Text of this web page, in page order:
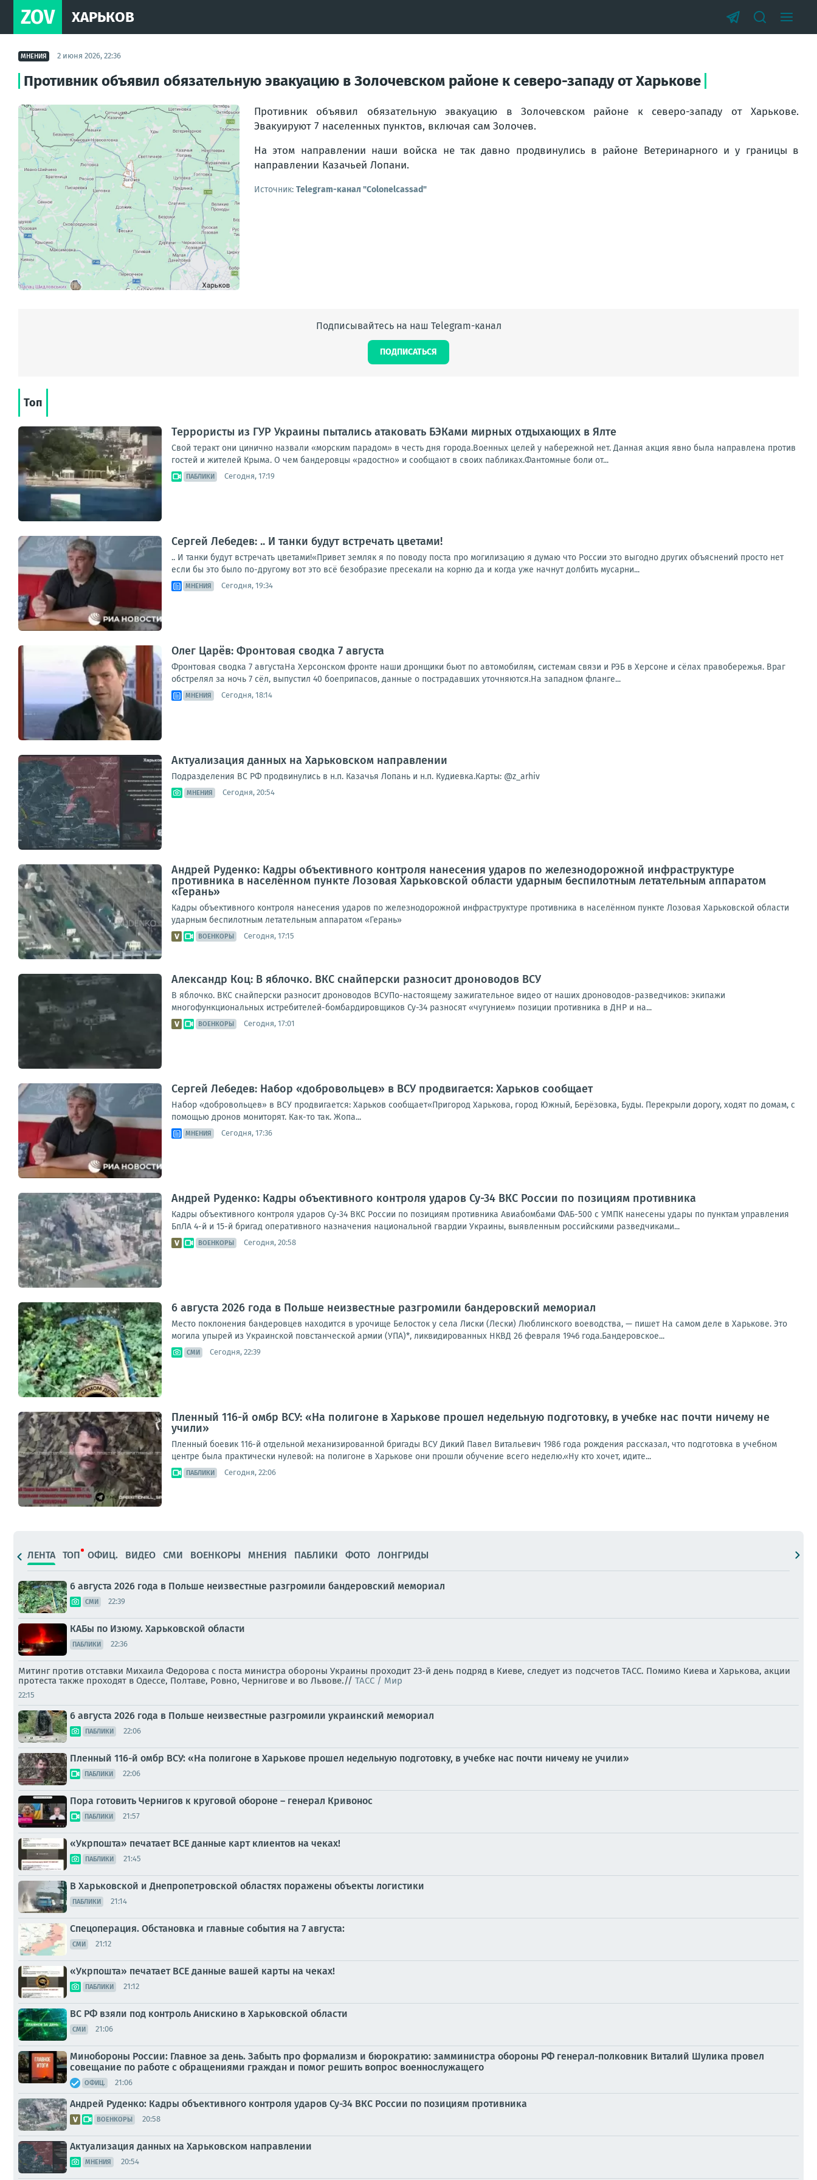
ZOV ХАРЬКОВ
МНЕНИЯ 2 июня 2026, 22:36
Противник объявил обязательную эвакуацию в Золочевском районе к северо-западу от Харькове
Противник объявил обязательную эвакуацию в Золочевском районе к северо-западу от Харькове.
Эвакуируют 7 населенных пунктов, включая сам Золочев.
На этом направлении наши войска не так давно продвинулись в районе Ветеринарного и у границы в
направлении Казачьей Лопани.
Источник: Telegram-канал "Colonelcassad"
Подписывайтесь на наш Telegram-канал
ПОДПИСАТЬСЯ
Топ
Террористы из ГУР Украины пытались атаковать БЭКами мирных отдыхающих в Ялте
Свой теракт они цинично назвали «морским парадом» в честь дня города.Военных целей у набережной нет. Данная акция явно была направлена против
гостей и жителей Крыма. О чем бандеровцы «радостно» и сообщают в своих пабликах.Фантомные боли от...
ПАБЛИКИ Сегодня, 17:19
Сергей Лебедев: .. И танки будут встречать цветами!
.. И танки будут встречать цветами!«Привет земляк я по поводу поста про могилизацию я думаю что России это выгодно других объяснений просто нет
если бы это было по-другому вот это всё безобразие пресекали на корню да и когда уже начнут долбить мусарни...
МНЕНИЯ Сегодня, 19:34
Олег Царёв: Фронтовая сводка 7 августа
Фронтовая сводка 7 августаНа Херсонском фронте наши дронщики бьют по автомобилям, системам связи и РЭБ в Херсоне и сёлах правобережья. Враг
обстрелял за ночь 7 сёл, выпустил 40 боеприпасов, данные о пострадавших уточняются.На западном фланге...
МНЕНИЯ Сегодня, 18:14
Актуализация данных на Харьковском направлении
Подразделения ВС РФ продвинулись в н.п. Казачья Лопань и н.п. Кудиевка.Карты: @z_arhiv
МНЕНИЯ Сегодня, 20:54
Андрей Руденко: Кадры объективного контроля нанесения ударов по железнодорожной инфраструктуре
противника в населённом пункте Лозовая Харьковской области ударным беспилотным летательным аппаратом
«Герань»
Кадры объективного контроля нанесения ударов по железнодорожной инфраструктуре противника в населённом пункте Лозовая Харьковской области
ударным беспилотным летательным аппаратом «Герань»
ВОЕНКОРЫ Сегодня, 17:15
Александр Коц: В яблочко. ВКС снайперски разносит дроноводов ВСУ
В яблочко. ВКС снайперски разносит дроноводов ВСУПо-настоящему зажигательное видео от наших дроноводов-разведчиков: экипажи
многофункциональных истребителей-бомбардировщиков Су-34 разносят «чугунием» позиции противника в ДНР и на...
ВОЕНКОРЫ Сегодня, 17:01
Сергей Лебедев: Набор «добровольцев» в ВСУ продвигается: Харьков сообщает
Набор «добровольцев» в ВСУ продвигается: Харьков сообщает«Пригород Харькова, город Южный, Берёзовка, Буды. Перекрыли дорогу, ходят по домам, с
помощью дронов мониторят. Как-то так. Жопа...
МНЕНИЯ Сегодня, 17:36
Андрей Руденко: Кадры объективного контроля ударов Су-34 ВКС России по позициям противника
Кадры объективного контроля ударов Су-34 ВКС России по позициям противника Авиабомбами ФАБ-500 с УМПК нанесены удары по пунктам управления
БпЛА 4-й и 15-й бригад оперативного назначения национальной гвардии Украины, выявленным российскими разведчиками...
ВОЕНКОРЫ Сегодня, 20:58
6 августа 2026 года в Польше неизвестные разгромили бандеровский мемориал
Место поклонения бандеровцев находится в урочище Белосток у села Лиски (Лески) Люблинского воеводства, — пишет На самом деле в Харькове. Это
могила упырей из Украинской повстанческой армии (УПА)*, ликвидированных НКВД 26 февраля 1946 года.Бандеровское...
СМИ Сегодня, 22:39
Пленный 116-й омбр ВСУ: «На полигоне в Харькове прошел недельную подготовку, в учебке нас почти ничему не
учили»
Пленный боевик 116-й отдельной механизированной бригады ВСУ Дикий Павел Витальевич 1986 года рождения рассказал, что подготовка в учебном
центре была практически нулевой: на полигоне в Харькове они прошли обучение всего неделю.«Ну кто хочет, идите...
ПАБЛИКИ Сегодня, 22:06
ЛЕНТА ТОП ОФИЦ. ВИДЕО СМИ ВОЕНКОРЫ МНЕНИЯ ПАБЛИКИ ФОТО ЛОНГРИДЫ
6 августа 2026 года в Польше неизвестные разгромили бандеровский мемориал
СМИ 22:39
КАБы по Изюму. Харьковской области
ПАБЛИКИ 22:36
Митинг против отставки Михаила Федорова с поста министра обороны Украины проходит 23-й день подряд в Киеве, следует из подсчетов ТАСС. Помимо Киева и Харькова, акции
протеста также проходят в Одессе, Полтаве, Ровно, Чернигове и во Львове.// ТАСС / Мир
22:15
6 августа 2026 года в Польше неизвестные разгромили украинский мемориал
ПАБЛИКИ 22:06
Пленный 116-й омбр ВСУ: «На полигоне в Харькове прошел недельную подготовку, в учебке нас почти ничему не учили»
ПАБЛИКИ 22:06
Пора готовить Чернигов к круговой обороне – генерал Кривонос
ПАБЛИКИ 21:57
«Укрпошта» печатает ВСЕ данные карт клиентов на чеках!
ПАБЛИКИ 21:45
В Харьковской и Днепропетровской областях поражены объекты логистики
ПАБЛИКИ 21:14
Спецоперация. Обстановка и главные события на 7 августа:
СМИ 21:12
«Укрпошта» печатает ВСЕ данные вашей карты на чеках!
ПАБЛИКИ 21:12
ВС РФ взяли под контроль Анискино в Харьковской области
СМИ 21:06
Минобороны России: Главное за день. Забыть про формализм и бюрократию: замминистра обороны РФ генерал-полковник Виталий Шулика провел
совещание по работе с обращениями граждан и помог решить вопрос военнослужащего
ОФИЦ. 21:06
Андрей Руденко: Кадры объективного контроля ударов Су-34 ВКС России по позициям противника
ВОЕНКОРЫ 20:58
Актуализация данных на Харьковском направлении
МНЕНИЯ 20:54